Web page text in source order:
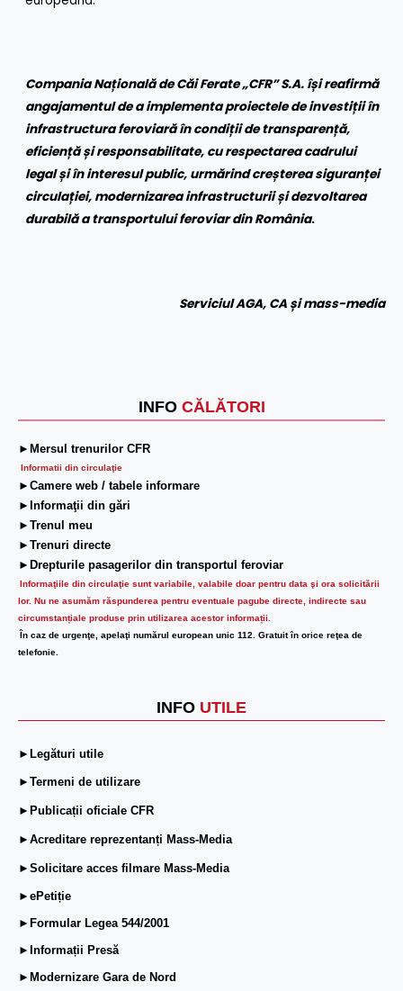
INFO CĂLĂTORI
►Mersul trenurilor CFR
Informatii din circulaţie
►Camere web / tabele informare
►Informaţii din gări
►Trenul meu
►Trenuri directe
►Drepturile pasagerilor din transportul feroviar
Informaţiile din circulaţie sunt variabile, valabile doar pentru data şi ora solicitării
lor. Nu ne asumăm răspunderea pentru eventuale pagube directe, indirecte sau
circumstanțiale produse prin utilizarea acestor informații.
În caz de urgenţe, apelaţi numărul european unic 112. Gratuit în orice reţea de
telefonie.
INFO UTILE
►Legături utile
►Termeni de utilizare
►Publicații oficiale CFR
►Acreditare reprezentanți Mass-Media
►Solicitare acces filmare Mass-Media
►ePetiție
►Formular Legea 544/2001
►Informații Presă
►Modernizare Gara de Nord
Compania Națională de Căi Ferate „CFR” S.A. își reafirmă
angajamentul de a implementa proiectele de investiții în
infrastructura feroviară în condiții de transparență,
eficiență și responsabilitate, cu respectarea cadrului
legal și în interesul public, urmărind creșterea siguranței
circulației, modernizarea infrastructurii și dezvoltarea
durabilă a transportului feroviar din România.
Serviciul AGA, CA și mass-media